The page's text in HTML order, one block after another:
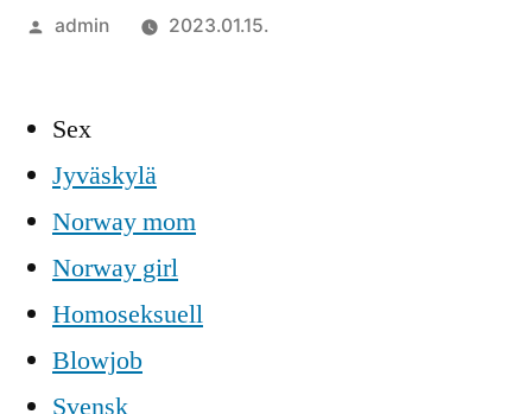
Szerző:
admin 2023.01.15.
Sex
Jyväskylä
Norway mom
Norway girl
Homoseksuell
Blowjob
Svensk